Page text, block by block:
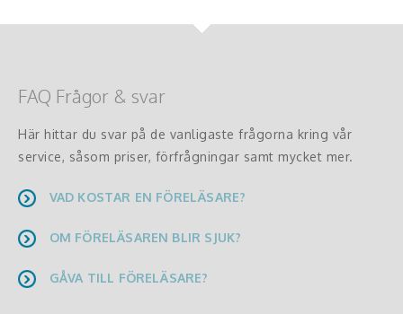
FAQ Frågor & svar
Här hittar du svar på de vanligaste frågorna kring vår
service, såsom priser, förfrågningar samt mycket mer.
VAD KOSTAR EN FÖRELÄSARE?
OM FÖRELÄSAREN BLIR SJUK?
GÅVA TILL FÖRELÄSARE?